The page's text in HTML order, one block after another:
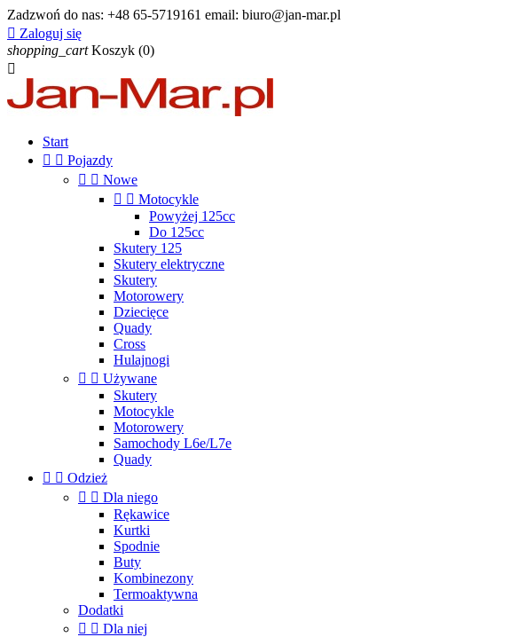
Zadzwoń do nas: +48 65-5719161 email: biuro@jan-mar.pl
 Zaloguj się
shopping_cart Koszyk (0)

Start
  Pojazdy
  Nowe
  Motocykle
Powyżej 125cc
Do 125cc
Skutery 125
Skutery elektryczne
Skutery
Motorowery
Dziecięce
Quady
Cross
Hulajnogi
  Używane
Skutery
Motocykle
Motorowery
Samochody L6e/L7e
Quady
  Odzież
  Dla niego
Rękawice
Kurtki
Spodnie
Buty
Kombinezony
Termoaktywna
Dodatki
  Dla niej